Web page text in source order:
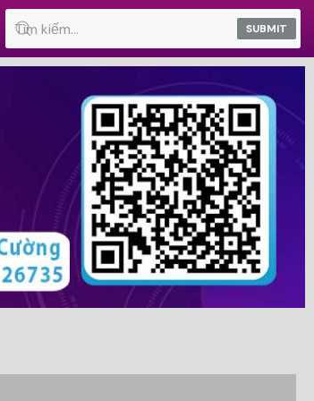
SUBMIT